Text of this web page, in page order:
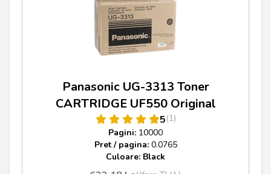
Panasonic UG-3313 Toner
CARTRIDGE UF550 Original
5(1)
Pagini: 10000
Pret / pagina: 0.0765
Culoare: Black